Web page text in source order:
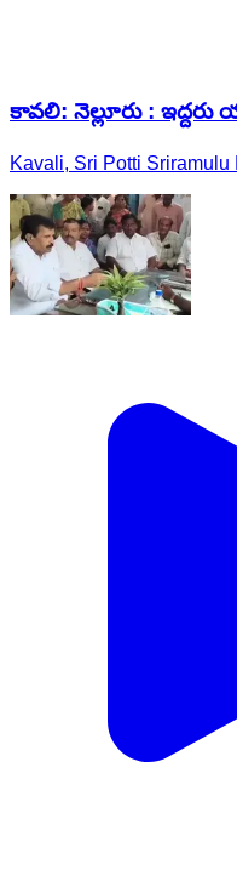
కావలి: నెల్లూరు : ఇద్దరు
Kavali, Sri Potti